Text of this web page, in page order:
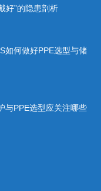
好”的隐患剖析
如何做好PPE选型与储
与PPE选型应关注哪些